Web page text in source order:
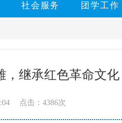
社会服务 团学工作
，继承红色革命文化
点击：4386次